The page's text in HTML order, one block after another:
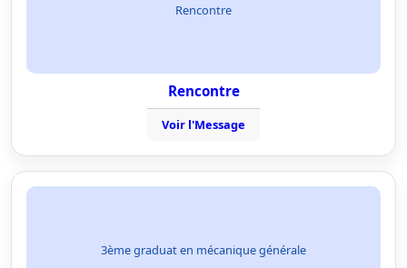
Rencontre
Rencontre
Voir l'Message
3ème graduat en mécanique générale